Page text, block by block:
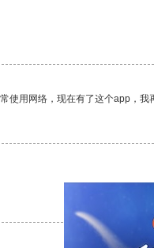
用网络，现在有了这个app，我